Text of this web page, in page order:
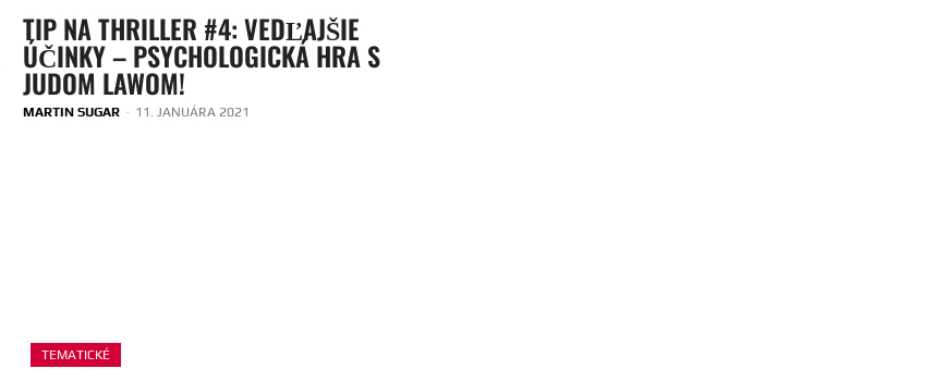
TIP NA THRILLER #4: VEDĽAJŠIE
ÚČINKY – PSYCHOLOGICKÁ HRA S
JUDOM LAWOM!
MARTIN SUGAR - 11. JANUÁRA 2021
TEMATICKÉ